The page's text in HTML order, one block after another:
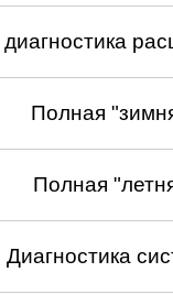
Полная
Полная
Диагностика